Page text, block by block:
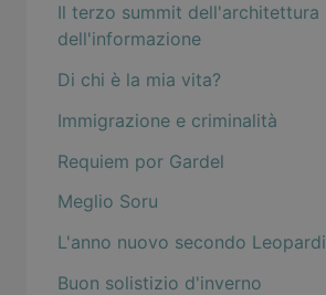
Il terzo summit dell'architettura
dell'informazione
Di chi è la mia vita?
Immigrazione e criminalità
Requiem por Gardel
Meglio Soru
L'anno nuovo secondo Leopardi
Buon solistizio d'inverno